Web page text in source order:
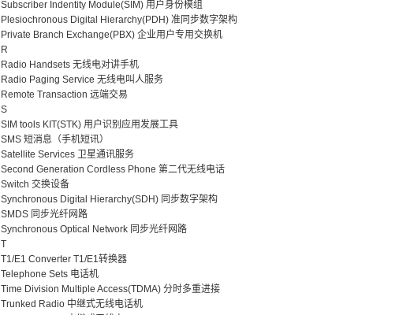
Subscriber Indentity Module(SIM) 用户身份模组
Plesiochronous Digital Hierarchy(PDH) 准同步数字架构
Private Branch Exchange(PBX) 企业用户专用交换机
R
Radio Handsets 无线电对讲手机
Radio Paging Service 无线电叫人服务
Remote Transaction 远端交易
S
SIM tools KIT(STK) 用户识别应用发展工具
SMS 短消息（手机短讯）
Satellite Services 卫星通讯服务
Second Generation Cordless Phone 第二代无线电话
Switch 交换设备
Synchronous Digital Hierarchy(SDH) 同步数字架构
SMDS 同步光纤网路
Synchronous Optical Network 同步光纤网路
T
T1/E1 Converter T1/E1转换器
Telephone Sets 电话机
Time Division Multiple Access(TDMA) 分时多重进接
Trunked Radio 中继式无线电话机